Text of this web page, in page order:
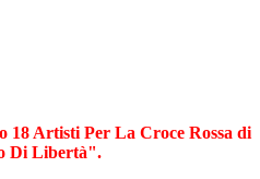
18 Artisti Per La Croce Rossa di
Di Libertà".